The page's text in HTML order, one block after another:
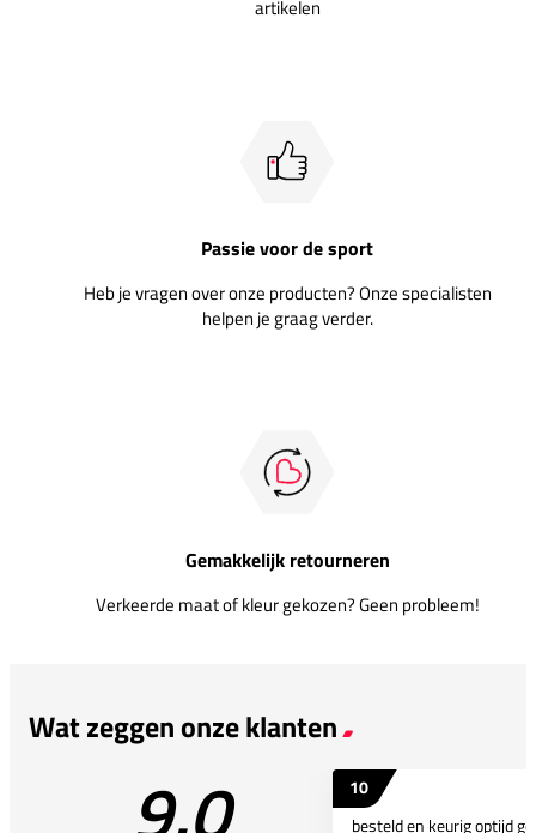
artikelen
Passie voor de sport
Heb je vragen over onze producten? Onze specialisten
helpen je graag verder.
Gemakkelijk retourneren
Verkeerde maat of kleur gekozen? Geen probleem!
Wat zeggen onze klanten
10
besteld en keurig optijd